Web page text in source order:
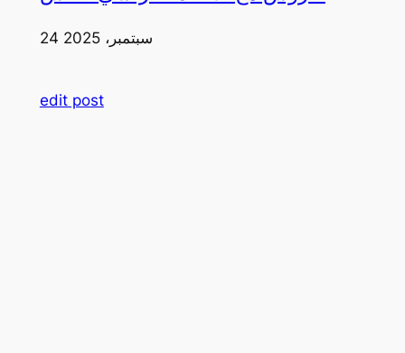
24 سبتمبر، 2025
edit post